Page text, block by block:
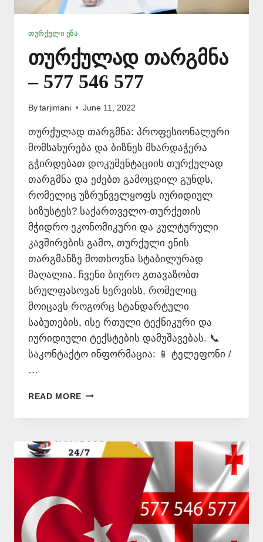
ᲗᲣᲠᲥᲣᲚᲘ ᲔᲜᲐ
თურქულად თარგმნა
– 577 546 577
By tarjimani June 11, 2022
თურქულად თარგმნა: პროფესიონალური
მომსახურება და ბიზნეს მხარდაჭერა
გჭირდებათ დოკუმენტაციის თურქულად
თარგმნა და ეძებთ გამოცდილ გუნდს,
რომელიც უზრუნველყოფს იურიდიულ
სიზუსტეს? საქართველო-თურქეთის
მჭიდრო ეკონომიკური და კულტურული
კავშირების გამო, თურქული ენის
თარგმანზე მოთხოვნა სტაბილურად
მაღალია. ჩვენი ბიურო გთავაზობთ
სრულფასოვან სერვისს, რომელიც
მოიცავს როგორც სტანდარტული
საბუთების, ისე რთული ტექნიკური და
იურიდიული ტექსტების დამუშავებას. 📞
საკონტაქტო ინფორმაცია: 📱 ტელეფონი /
…
READ MORE ᲗᲣᲠᲥᲣᲚᲐᲓ
–
546
577